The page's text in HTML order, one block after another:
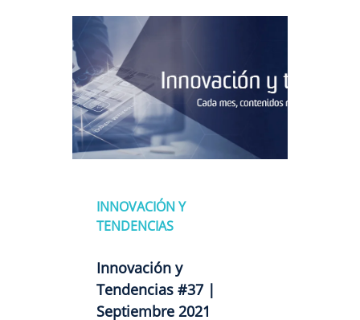
INNOVACIÓN Y
TENDENCIAS
Innovación y
Tendencias #37 |
Septiembre 2021